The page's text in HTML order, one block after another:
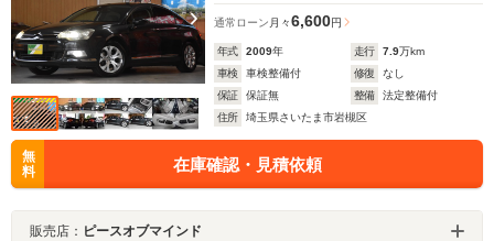
通常ローン 月々6,600円
年式 2009年 走行 7.9万km
車検
車検整備付 修復
なし
保証
保証無 整備
法定整備付
住所
埼玉県さいたま市岩槻区
無
料
在庫確認・見積依頼
販売店： ピースオブマインド